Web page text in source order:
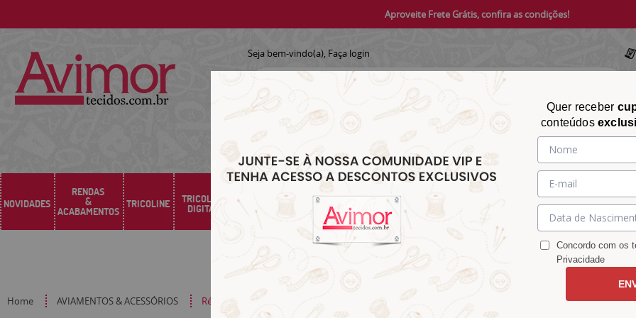
Aproveite Frete Grátis, confira as condições!
Seja bem-vindo(a), Faça login
NOVIDADES
RENDAS
&
ACABAMENTOS
TRICOLINE TRICOLINE
DIGITAL SARJA SINTÉTICOS
CHITÃO TRICÔ
TECIDOS E
AVIAMENTOS
&
ACESSÓRIOS
TECIDOS
PARA
DECORAÇÃO
Home AVIAMENTOS & ACESSÓRIOS Régua para patchwork 15x30 p27449 / p23780
Quer receber
conteúdos
Concordo com os
Privacidade